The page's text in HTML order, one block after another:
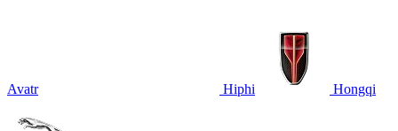
Avatr Hiphi Hongqi